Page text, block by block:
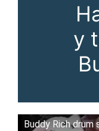
y
Buddy Rich